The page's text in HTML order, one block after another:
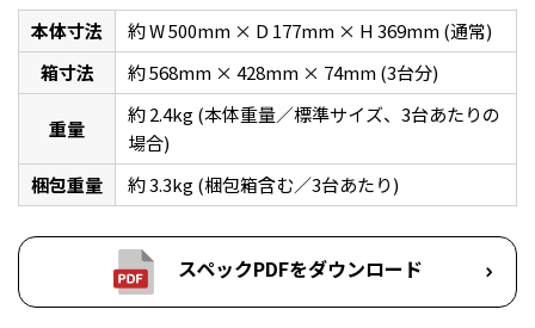
本体寸法
約 W 500mm × D 177mm × H 369mm (通常)
箱寸法
約 568mm × 428mm × 74mm (3台分)
重量
約 2.4kg (本体重量／標準サイズ、3台あたりの
場合)
梱包重量
約 3.3kg (梱包箱含む／3台あたり)
スペックPDFをダウンロード